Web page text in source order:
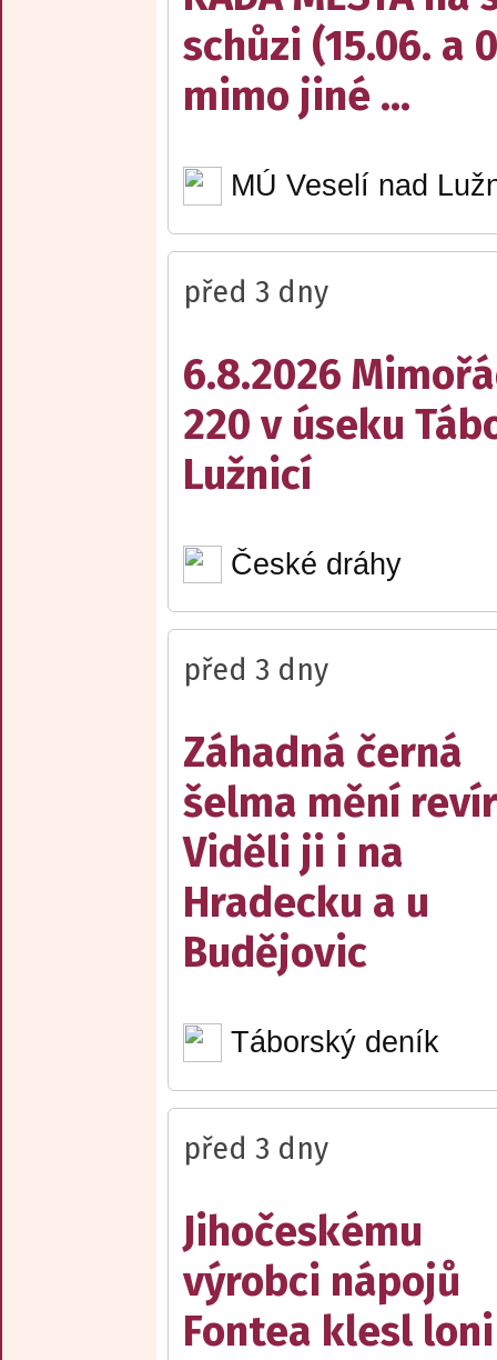
schůzi (15.06. a
mimo jiné ...
MÚ Veselí nad
před 3 dny
6.8.2026
220 v úseku
Lužnicí
České dráhy
před 3 dny
Záhadná černá
šelma mění
Viděli ji i na
Hradecku a u
Budějovic
Táborský deník
před 3 dny
Jihočeskému
výrobci nápojů
Fontea klesl loni